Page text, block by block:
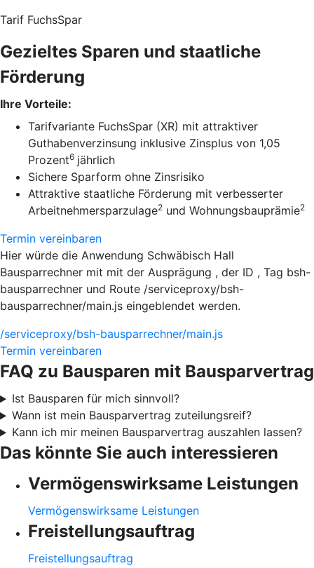
Tarif FuchsSpar
Gezieltes Sparen und staatliche
Förderung
Ihre Vorteile:
Tarifvariante FuchsSpar (XR) mit attraktiver
Guthabenverzinsung inklusive Zinsplus von 1,05
Prozent6 jährlich
Sichere Sparform ohne Zinsrisiko
Attraktive staatliche Förderung mit verbesserter
Arbeitnehmersparzulage2 und Wohnungsbauprämie2
Termin vereinbaren
Hier würde die Anwendung Schwäbisch Hall
Bausparrechner mit mit der Ausprägung , der ID , Tag bsh-
bausparrechner und Route /serviceproxy/bsh-
bausparrechner/main.js eingeblendet werden.
/serviceproxy/bsh-bausparrechner/main.js
Termin vereinbaren
FAQ zu Bausparen mit Bausparvertrag
Ist Bausparen für mich sinnvoll?
Wann ist mein Bausparvertrag zuteilungsreif?
Kann ich mir meinen Bausparvertrag auszahlen lassen?
Das könnte Sie auch interessieren
Vermögenswirksame Leistungen
Vermögenswirksame Leistungen
Freistellungsauftrag
Freistellungsauftrag